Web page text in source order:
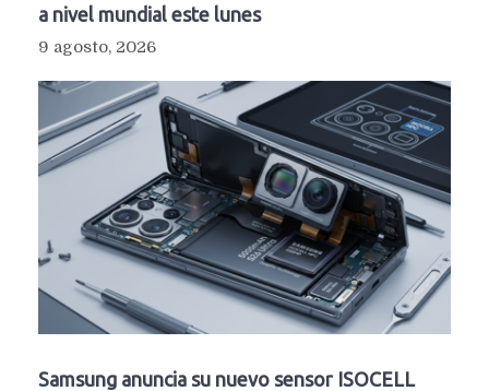
a nivel mundial este lunes
9 agosto, 2026
Samsung anuncia su nuevo sensor ISOCELL